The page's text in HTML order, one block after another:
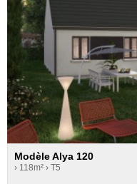
Modèle Alya 120
› 118m² › T5